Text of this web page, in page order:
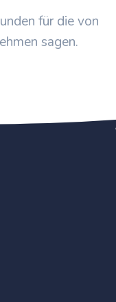
für die von
sagen.